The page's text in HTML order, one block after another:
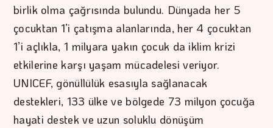
birlik olma çağrısında bulundu. Dünyada her 5
çocuktan 1’i çatışma alanlarında, her 4 çocuktan
1’i açlıkla, 1 milyara yakın çocuk da iklim krizi
etkilerine karşı yaşam mücadelesi veriyor.
UNICEF, gönüllülük esasıyla sağlanacak
destekleri, 133 ülke ve bölgede 73 milyon çocuğa
hayati destek ve uzun soluklu dönüşüm